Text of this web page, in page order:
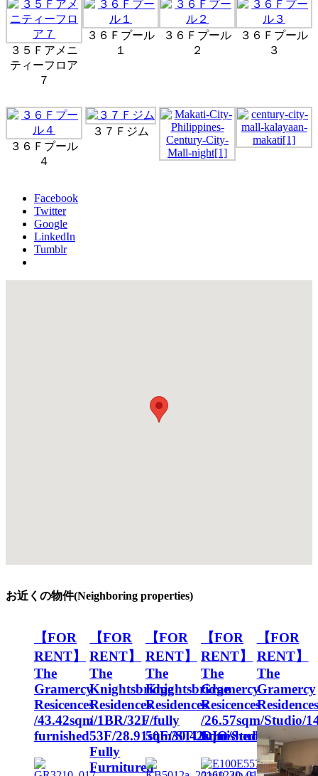
３５Ｆアメニ
ティーフロア
７
３６Ｆプール
１
３６Ｆプール
２
３６Ｆプール
３
３６Ｆプール
４
３７Ｆジム
Facebook
Twitter
Google
LinkedIn
Tumblr
お近くの物件(Neighboring properties)
【FOR
RENT】
The
Gramercy
Resicences
/43.42sqm/1BR/32F/fully
furnished
【FOR
RENT】
The
Knightsbridge
Residences
/
53F/28.91sqm/STUDIO
Fully
Furnitured
【FOR
RENT】
The
Knightsbridge
Residences
/
50F/30.42sqm/Studio
【FOR
RENT】
The
Gramercy
Resicences
/26.57sqm/Studio/
furnished
【FOR
RENT】
The
Gramercy